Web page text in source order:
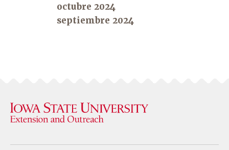
octubre 2024
septiembre 2024